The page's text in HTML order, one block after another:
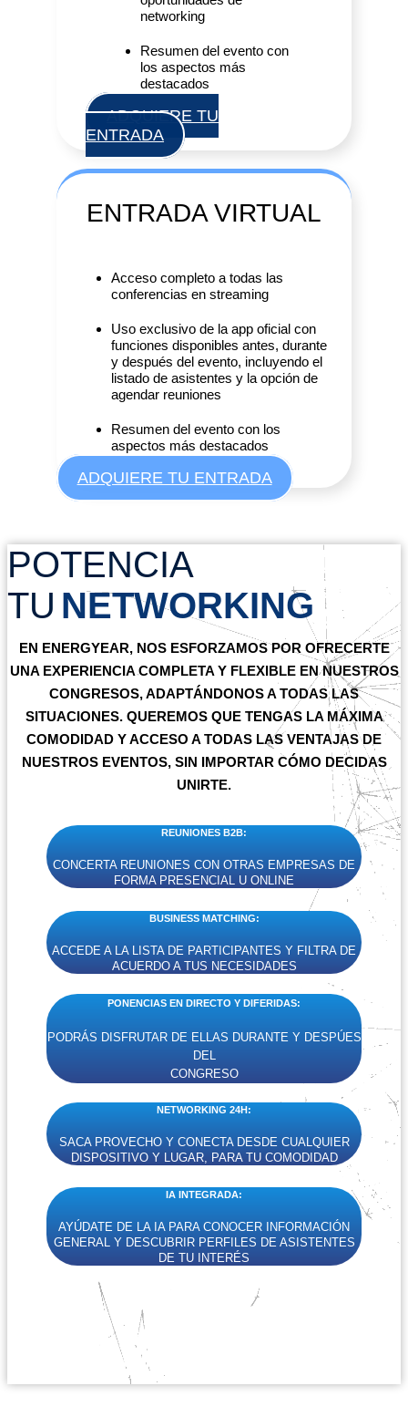
networking
Resumen del evento con
los aspectos más
destacados
ADQUIERE TU
ENTRADA
ENTRADA VIRTUAL
Acceso completo a todas las
conferencias en streaming
Uso exclusivo de la app oficial con
funciones disponibles antes, durante
y después del evento, incluyendo el
listado de asistentes y la opción de
agendar reuniones
Resumen del evento con los
aspectos más destacados
ADQUIERE TU ENTRADA
POTENCIA
TU NETWORKING
EN ENERGYEAR, NOS ESFORZAMOS POR OFRECERTE
UNA EXPERIENCIA COMPLETA Y FLEXIBLE EN NUESTROS
CONGRESOS, ADAPTÁNDONOS A TODAS LAS
SITUACIONES. QUEREMOS QUE TENGAS LA MÁXIMA
COMODIDAD Y ACCESO A TODAS LAS VENTAJAS DE
NUESTROS EVENTOS, SIN IMPORTAR CÓMO DECIDAS
UNIRTE.
REUNIONES B2B:
CONCERTA REUNIONES CON OTRAS EMPRESAS DE
FORMA PRESENCIAL U ONLINE
BUSINESS MATCHING:
ACCEDE A LA LISTA DE PARTICIPANTES Y FILTRA DE
ACUERDO A TUS NECESIDADES
PONENCIAS EN DIRECTO Y DIFERIDAS:
PODRÁS DISFRUTAR DE ELLAS DURANTE Y DESPÚES
DEL
CONGRESO
NETWORKING 24H:
SACA PROVECHO Y CONECTA DESDE CUALQUIER
DISPOSITIVO Y LUGAR, PARA TU COMODIDAD
IA INTEGRADA:
AYÚDATE DE LA IA PARA CONOCER INFORMACIÓN
GENERAL Y DESCUBRIR PERFILES DE ASISTENTES
DE TU INTERÉS